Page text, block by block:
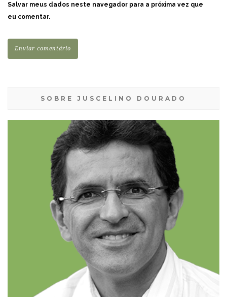
Salvar meus dados neste navegador para a próxima vez que
eu comentar.
SOBRE JUSCELINO DOURADO